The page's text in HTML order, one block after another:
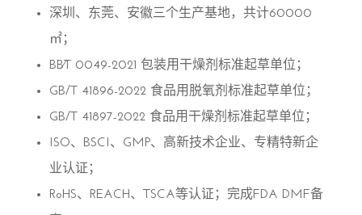
深圳、东莞、安徽三个生产基地，共计60000
㎡；
BB∕T 0049-2021 包装用干燥剂标准起草单位；
GB/T 41896-2022 食品用脱氧剂标准起草单位；
GB/T 41897-2022 食品用干燥剂标准起草单位；
ISO、BSCI、GMP、高新技术企业、专精特新企
业认证；
RoHS、REACH、TSCA等认证；完成FDA DMF备